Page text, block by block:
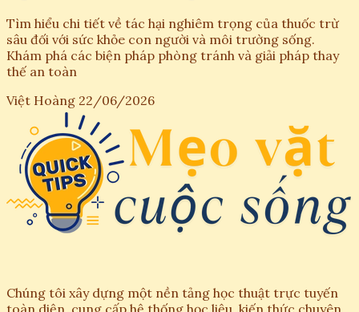
Tìm hiểu chi tiết về tác hại nghiêm trọng của thuốc trừ
sâu đối với sức khỏe con người và môi trường sống.
Khám phá các biện pháp phòng tránh và giải pháp thay
thế an toàn
Việt Hoàng 22/06/2026
Chúng tôi xây dựng một nền tảng học thuật trực tuyến
toàn diện, cung cấp hệ thống học liệu, kiến thức chuyên